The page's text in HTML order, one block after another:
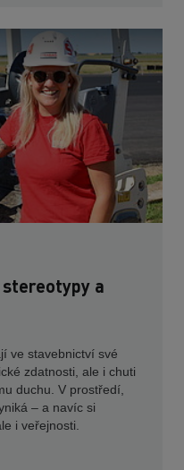
a
ve stavebnictví své
zdatnosti, ale i chuti
duchu. V prostředí,
– a navíc si
i veřejnosti.